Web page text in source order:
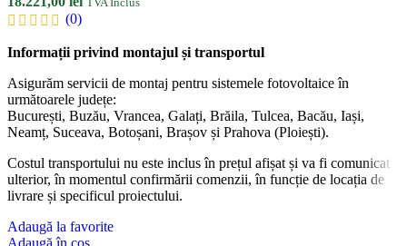
(0)
Informații privind montajul și transportul
Asigurăm servicii de montaj pentru sistemele fotovoltaice în
următoarele județe:
București, Buzău, Vrancea, Galați, Brăila, Tulcea, Bacău, Iași,
Neamț, Suceava, Botoșani, Brașov și Prahova (Ploiești).
Costul transportului nu este inclus în prețul afișat și va fi comunicat
ulterior, în momentul confirmării comenzii, în funcție de locația de
livrare și specificul proiectului.
Adaugă la favorite